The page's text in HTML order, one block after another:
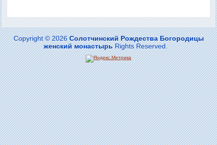
Copyright © 2026Солотчинский Рождества Богородицы
женский монастырьRights Reserved.